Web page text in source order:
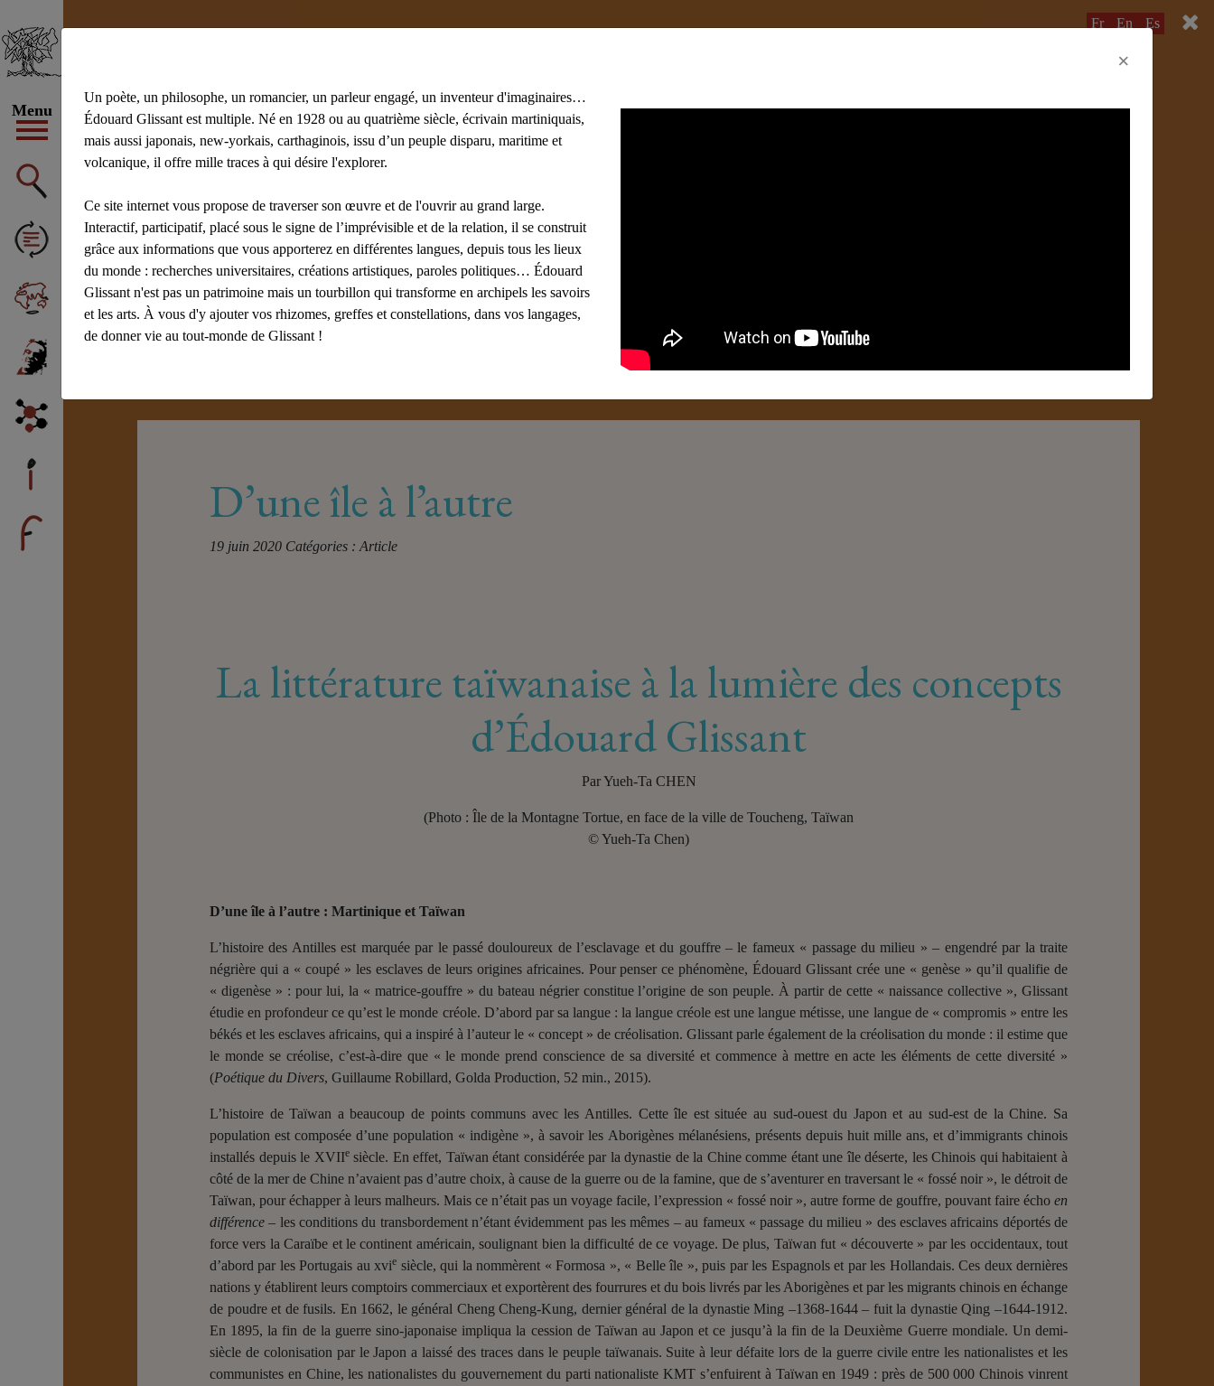
Menu
Fr En Es
D’une île à l’autre
19 juin 2020 Catégories : Article
La littérature taïwanaise à la lumière des concepts
d’Édouard Glissant
Par Yueh-Ta CHEN
(Photo : Île de la Montagne Tortue, en face de la ville de Toucheng, Taïwan
© Yueh-Ta Chen)
D’une île à l’autre : Martinique et Taïwan
L’histoire des Antilles est marquée par le passé douloureux de l’esclavage et du gouffre – le fameux « passage du milieu » – engendré par la traite
négrière qui a « coupé » les esclaves de leurs origines africaines. Pour penser ce phénomène, Édouard Glissant crée une « genèse » qu’il qualifie de
« digenèse » : pour lui, la « matrice-gouffre » du bateau négrier constitue l’origine de son peuple. À partir de cette « naissance collective », Glissant
étudie en profondeur ce qu’est le monde créole. D’abord par sa langue : la langue créole est une langue métisse, une langue de « compromis » entre les
békés et les esclaves africains, qui a inspiré à l’auteur le « concept » de créolisation. Glissant parle également de la créolisation du monde : il estime que
le monde se créolise, c’est-à-dire que « le monde prend conscience de sa diversité et commence à mettre en acte les éléments de cette diversité »
(Poétique du Divers, Guillaume Robillard, Golda Production, 52 min., 2015).
L’histoire de Taïwan a beaucoup de points communs avec les Antilles. Cette île est située au sud-ouest du Japon et au sud-est de la Chine. Sa
population est composée d’une population « indigène », à savoir les Aborigènes mélanésiens, présents depuis huit mille ans, et d’immigrants chinois
installés depuis le XVIIesiècle. En effet, Taïwan étant considérée par la dynastie de la Chine comme étant une île déserte, les Chinois qui habitaient à
côté de la mer de Chine n’avaient pas d’autre choix, à cause de la guerre ou de la famine, que de s’aventurer en traversant le « fossé noir », le détroit de
Taïwan, pour échapper à leurs malheurs. Mais ce n’était pas un voyage facile, l’expression « fossé noir », autre forme de gouffre, pouvant faire écho en
différence – les conditions du transbordement n’étant évidemment pas les mêmes – au fameux « passage du milieu » des esclaves africains déportés de
force vers la Caraïbe et le continent américain, soulignant bien la difficulté de ce voyage. De plus, Taïwan fut « découverte » par les occidentaux, tout
d’abord par les Portugais au xvie siècle, qui la nommèrent « Formosa », « Belle île », puis par les Espagnols et par les Hollandais. Ces deux dernières
nations y établirent leurs comptoirs commerciaux et exportèrent des fourrures et du bois livrés par les Aborigènes et par les migrants chinois en échange
de poudre et de fusils. En 1662, le général Cheng Cheng-Kung, dernier général de la dynastie Ming –1368-1644 – fuit la dynastie Qing –1644-1912.
En 1895, la fin de la guerre sino-japonaise impliqua la cession de Taïwan au Japon et ce jusqu’à la fin de la Deuxième Guerre mondiale. Un demi-
siècle de colonisation par le Japon a laissé des traces dans le peuple taïwanais. Suite à leur défaite lors de la guerre civile entre les nationalistes et les
communistes en Chine, les nationalistes du gouvernement du parti nationaliste KMT s’enfuirent à Taïwan en 1949 : près de 500 000 Chinois vinrent
×
Un poète, un philosophe, un romancier, un parleur engagé, un inventeur d'imaginaires…
Édouard Glissant est multiple. Né en 1928 ou au quatrième siècle, écrivain martiniquais,
mais aussi japonais, new-yorkais, carthaginois, issu d’un peuple disparu, maritime et
volcanique, il offre mille traces à qui désire l'explorer.
Ce site internet vous propose de traverser son œuvre et de l'ouvrir au grand large.
Interactif, participatif, placé sous le signe de l’imprévisible et de la relation, il se construit
grâce aux informations que vous apporterez en différentes langues, depuis tous les lieux
du monde : recherches universitaires, créations artistiques, paroles politiques… Édouard
Glissant n'est pas un patrimoine mais un tourbillon qui transforme en archipels les savoirs
et les arts. À vous d'y ajouter vos rhizomes, greffes et constellations, dans vos langages,
de donner vie au tout-monde de Glissant !